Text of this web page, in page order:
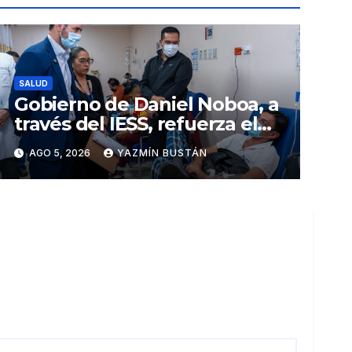
SALUD
Gobierno de Daniel Noboa, a
través del IESS, refuerza el
abastecimiento de insulina
en 86 establecimientos de
salud
AGO 5, 2026 YAZMÍN BUSTÁN